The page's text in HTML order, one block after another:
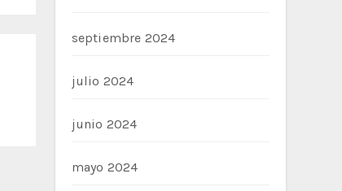
septiembre 2024
julio 2024
junio 2024
mayo 2024